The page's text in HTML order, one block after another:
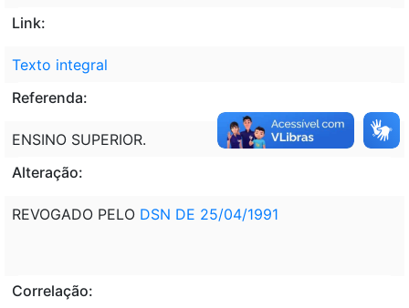
Link:
Texto integral
Referenda:
ENSINO SUPERIOR.
Alteração:
REVOGADO PELO DSN DE 25/04/1991
Correlação: